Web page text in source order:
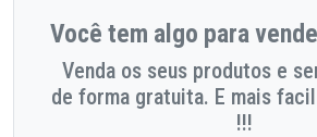
Você tem algo para
Venda os seus produtos e
de forma gratuita. E mais
!!!